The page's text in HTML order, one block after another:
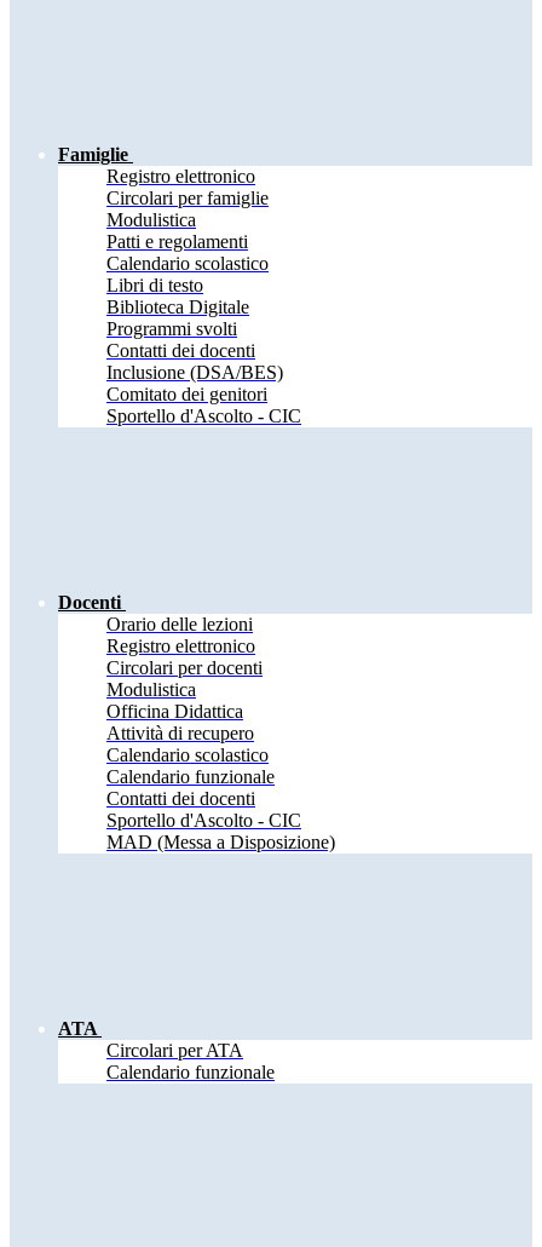
Famiglie
Registro elettronico
Circolari per famiglie
Modulistica
Patti e regolamenti
Calendario scolastico
Libri di testo
Biblioteca Digitale
Programmi svolti
Contatti dei docenti
Inclusione (DSA/BES)
Comitato dei genitori
Sportello d'Ascolto - CIC
Docenti
Orario delle lezioni
Registro elettronico
Circolari per docenti
Modulistica
Officina Didattica
Attività di recupero
Calendario scolastico
Calendario funzionale
Contatti dei docenti
Sportello d'Ascolto - CIC
MAD (Messa a Disposizione)
ATA
Circolari per ATA
Calendario funzionale